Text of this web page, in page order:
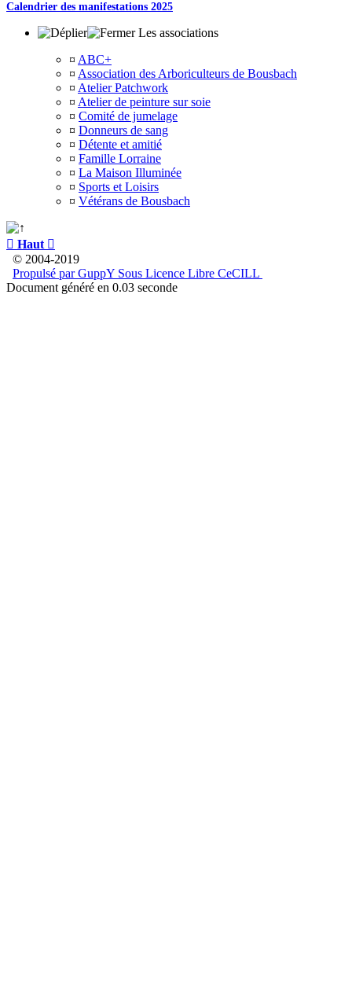
Calendrier des manifestations 2025
Les associations
¤ ABC+
¤ Association des Arboriculteurs de Bousbach
¤ Atelier Patchwork
¤ Atelier de peinture sur soie
¤ Comité de jumelage
¤ Donneurs de sang
¤ Détente et amitié
¤ Famille Lorraine
¤ La Maison Illuminée
¤ Sports et Loisirs
¤ Vétérans de Bousbach
 Haut 
© 2004-2019
Propulsé par GuppY Sous Licence Libre CeCILL
Document généré en 0.03 seconde